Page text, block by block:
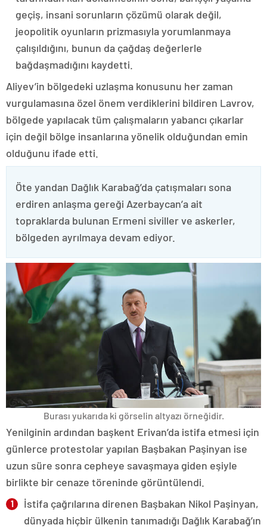
geçiş, insani sorunların çözümü olarak değil,
jeopolitik oyunların prizmasıyla yorumlanmaya
çalışıldığını, bunun da çağdaş değerlerle
bağdaşmadığını kaydetti.
Aliyev’in bölgedeki uzlaşma konusunu her zaman
vurgulamasına özel önem verdiklerini bildiren Lavrov,
bölgede yapılacak tüm çalışmaların yabancı çıkarlar
için değil bölge insanlarına yönelik olduğundan emin
olduğunu ifade etti.
Öte yandan Dağlık Karabağ’da çatışmaları sona
erdiren anlaşma gereği Azerbaycan’a ait
topraklarda bulunan Ermeni siviller ve askerler,
bölgeden ayrılmaya devam ediyor.
Burası yukarıda ki görselin altyazı örneğidir.
Yenilginin ardından başkent Erivan’da istifa etmesi için
günlerce protestolar yapılan Başbakan Paşinyan ise
uzun süre sonra cepheye savaşmaya giden eşiyle
birlikte bir cenaze töreninde görüntülendi.
İstifa çağrılarına direnen Başbakan Nikol Paşinyan,
dünyada hiçbir ülkenin tanımadığı Dağlık Karabağ’ın